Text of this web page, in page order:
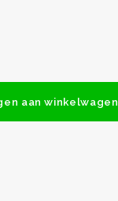
aan winkelwagen